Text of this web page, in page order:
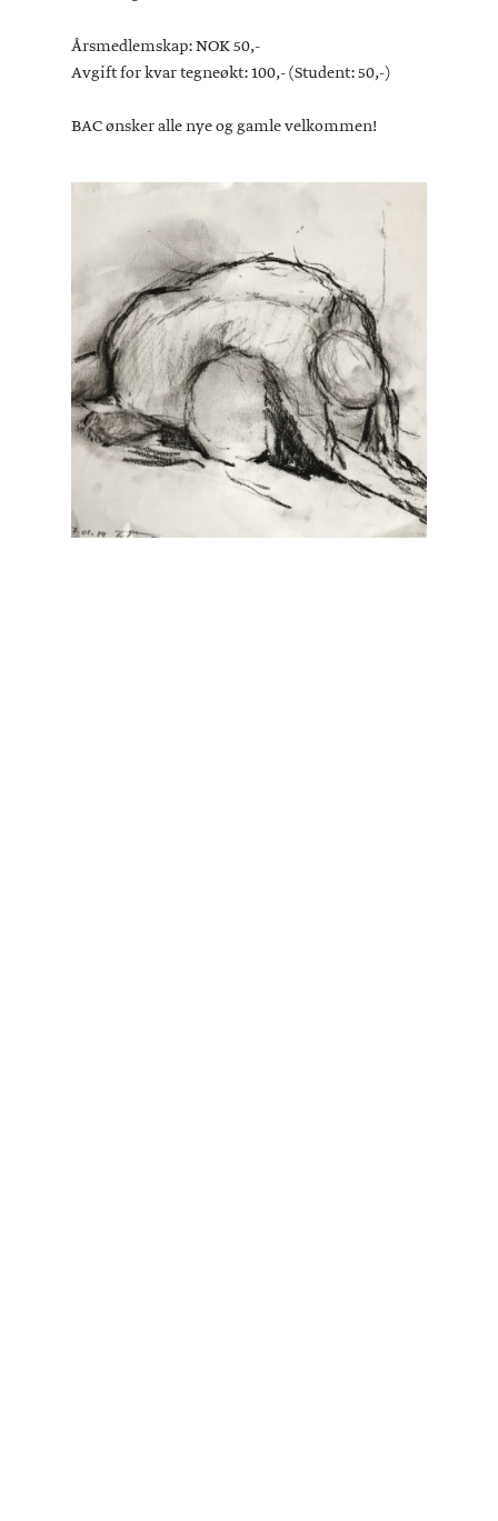
Årsmedlemskap: NOK 50,-
Avgift for kvar tegneøkt: 100,- (Student: 50,-)
BAC ønsker alle nye og gamle velkommen!